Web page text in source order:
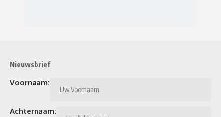
Nieuwsbrief
Voornaam:
Achternaam: